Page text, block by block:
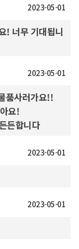
2023-05-01
! 너무 기대됩니
2023-05-01
품사러가요!!
요!
든합니다
2023-05-01
2023-05-01